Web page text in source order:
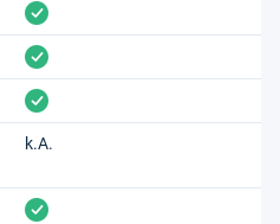
vorhanden
vorhanden
vorhanden
k.A.
vorhanden